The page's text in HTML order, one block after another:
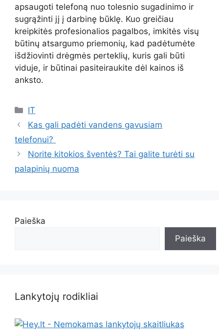
apsaugoti telefoną nuo tolesnio sugadinimo ir
sugrąžinti jį į darbinę būklę. Kuo greičiau
kreipkitės profesionalios pagalbos, imkitės visų
būtinų atsargumo priemonių, kad padėtumėte
išdžiovinti drėgmės perteklių, kuris gali būti
viduje, ir būtinai pasiteiraukite dėl kainos iš
anksto.
Kategorijos
IT
Kas gali padėti vandens gavusiam
telefonui?
Norite kitokios šventės? Tai galite turėti su
palapinių nuoma
Paieška
Paieška
Lankytojų rodikliai